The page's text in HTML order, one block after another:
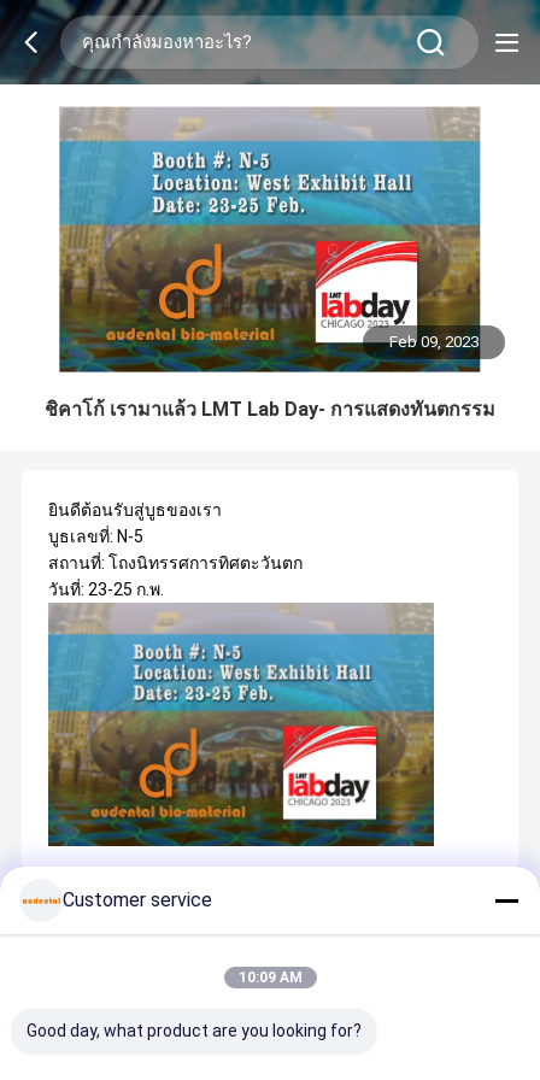
Feb 09, 2023
ชิคาโก้ เรามาแล้ว LMT Lab Day- การแสดงทันตกรรม
ยินดีต้อนรับสู่บูธของเรา
บูธเลขที่: N-5
สถานที่: โถงนิทรรศการทิศตะวันตก
วันที่: 23-25 ​​ก.พ.
Recommended Products
Customer service
10:09 AM
Good day, what product are you looking for?